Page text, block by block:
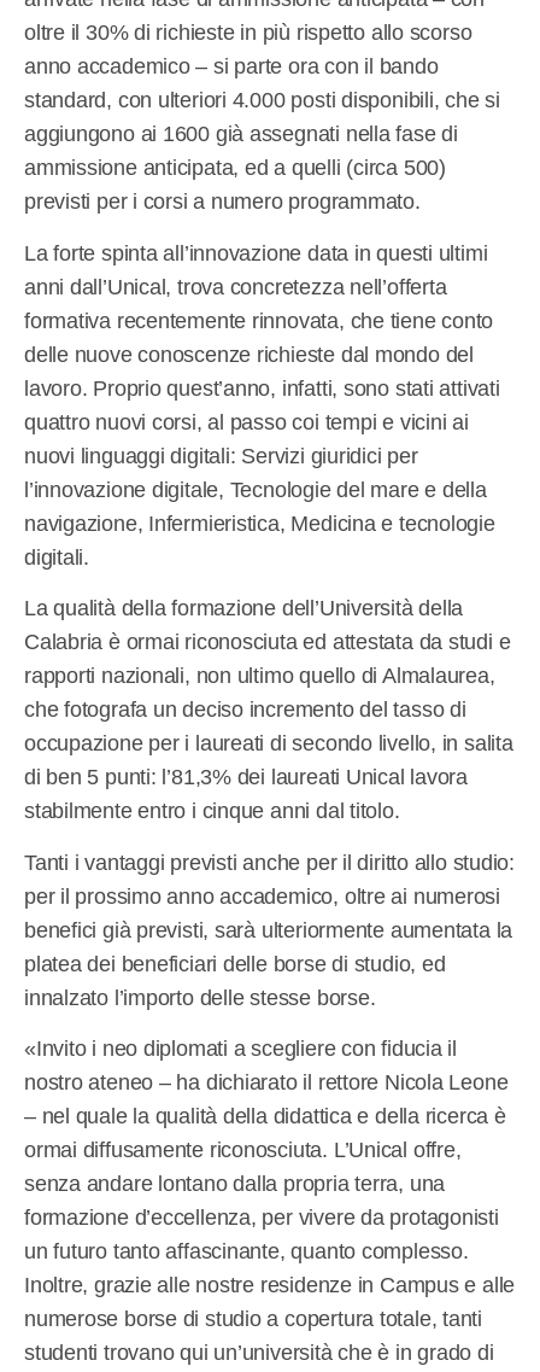
oltre il 30% di richieste in più rispetto allo scorso
anno accademico – si parte ora con il bando
standard, con ulteriori 4.000 posti disponibili, che si
aggiungono ai 1600 già assegnati nella fase di
ammissione anticipata, ed a quelli (circa 500)
previsti per i corsi a numero programmato.
La forte spinta all’innovazione data in questi ultimi
anni dall’Unical, trova concretezza nell’offerta
formativa recentemente rinnovata, che tiene conto
delle nuove conoscenze richieste dal mondo del
lavoro. Proprio quest’anno, infatti, sono stati attivati
quattro nuovi corsi, al passo coi tempi e vicini ai
nuovi linguaggi digitali: Servizi giuridici per
l’innovazione digitale, Tecnologie del mare e della
navigazione, Infermieristica, Medicina e tecnologie
digitali.
La qualità della formazione dell’Università della
Calabria è ormai riconosciuta ed attestata da studi e
rapporti nazionali, non ultimo quello di Almalaurea,
che fotografa un deciso incremento del tasso di
occupazione per i laureati di secondo livello, in salita
di ben 5 punti: l’81,3% dei laureati Unical lavora
stabilmente entro i cinque anni dal titolo.
Tanti i vantaggi previsti anche per il diritto allo studio:
per il prossimo anno accademico, oltre ai numerosi
benefici già previsti, sarà ulteriormente aumentata la
platea dei beneficiari delle borse di studio, ed
innalzato l’importo delle stesse borse.
«Invito i neo diplomati a scegliere con fiducia il
nostro ateneo – ha dichiarato il rettore Nicola Leone
– nel quale la qualità della didattica e della ricerca è
ormai diffusamente riconosciuta. L’Unical offre,
senza andare lontano dalla propria terra, una
formazione d’eccellenza, per vivere da protagonisti
un futuro tanto affascinante, quanto complesso.
Inoltre, grazie alle nostre residenze in Campus e alle
numerose borse di studio a copertura totale, tanti
studenti trovano qui un’università che è in grado di